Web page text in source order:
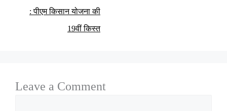
: पीएम किसान योजना की
19वीं किस्त
Leave a Comment